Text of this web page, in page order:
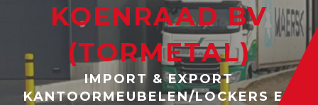
KOENRAAD BV
(TORMETAL)
IMPORT & EXPORT
KANTOORMEUBELEN/LOCKERS EN